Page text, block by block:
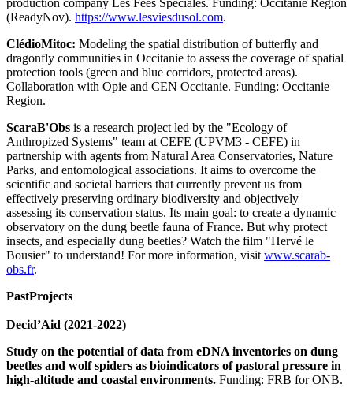
production company Les Fées Spéciales. Funding: Occitanie Region
(ReadyNov). https://www.lesviesdusol.com.
ClédioMitoc: Modeling the spatial distribution of butterfly and
dragonfly communities in Occitanie to assess the coverage of spatial
protection tools (green and blue corridors, protected areas).
Collaboration with Opie and CEN Occitanie. Funding: Occitanie
Region.
ScaraB'Obs is a research project led by the "Ecology of
Anthropized Systems" team at CEFE (UPVM3 - CEFE) in
partnership with agents from Natural Area Conservatories, Nature
Parks, and entomological associations. It aims to overcome the
scientific and societal barriers that currently prevent us from
effectively preserving ordinary biodiversity and objectively
assessing its conservation status. Its main goal: to create a dynamic
observatory on the dung beetle fauna of France. But why protect
insects, and especially dung beetles? Watch the film "Hervé le
Bousier" to understand! For more information, visit www.scarab-
obs.fr.
PastProjects
Decid’Aid (2021-2022)
Study on the potential of data from eDNA inventories on dung
beetles and wolf spiders as bioindicators of pastoral pressure in
high-altitude and coastal environments. Funding: FRB for ONB.